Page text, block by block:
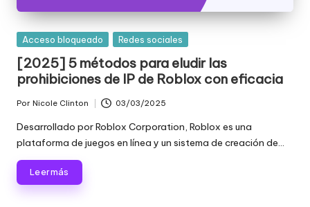
Publicada
Acceso bloqueado Redes sociales
[2025] 5 métodos para eludir las
prohibiciones de IP de Roblox con eficacia
por
Por Nicole Clinton 03/03/2025
Desarrollado por Roblox Corporation, Roblox es una
plataforma de juegos en línea y un sistema de creación de...
Leer más